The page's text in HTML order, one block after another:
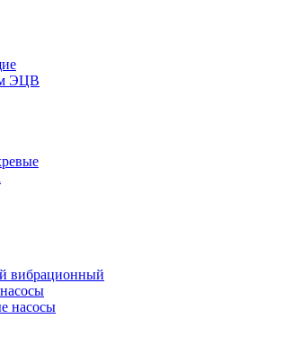
ЭЦВ
вибрационный
насосы